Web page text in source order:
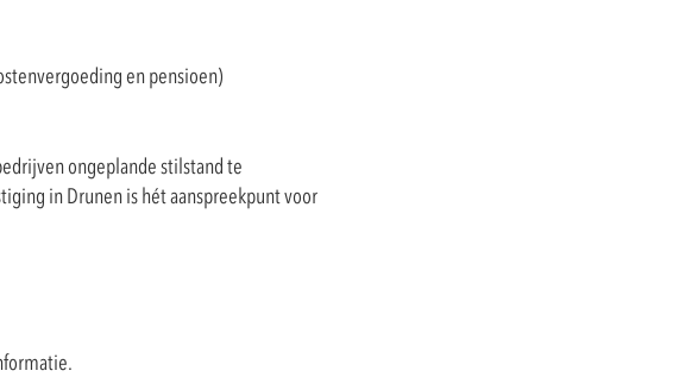
en pensioen)
ongeplande stilstand te
in Drunen is hét aanspreekpunt voor